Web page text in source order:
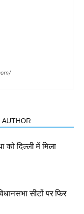
AUTHOR
को दिल्ली में मिला
सीटों पर फिर